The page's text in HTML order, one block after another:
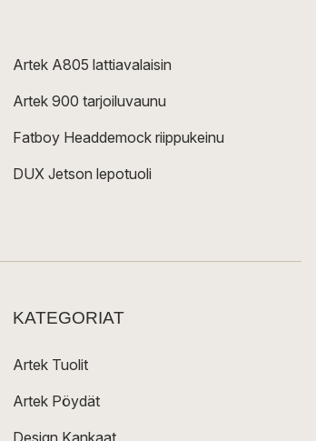
Artek A805 lattiavalaisin
Artek 900 tarjoiluvaunu
Fatboy Headdemock riippukeinu
DUX Jetson lepotuoli
KATEGORIAT
Artek Tuolit
Artek Pöydät